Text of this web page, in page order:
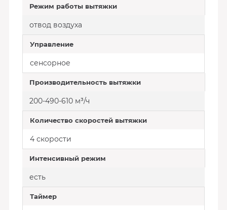
Режим работы вытяжки
отвод воздуха
Управление
сенсорное
Производительность вытяжки
200-490-610 м³/ч
Количество скоростей вытяжки
4 скорости
Интенсивный режим
есть
Таймер